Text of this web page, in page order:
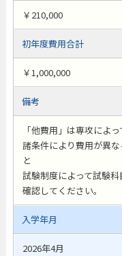
￥210,000
初年度費用合計
￥1,000,000
備考
「他費用」は専攻によ
諸条件により費用が異
と
試験制度によって試験
確認してください。
入学年月
2026年4月